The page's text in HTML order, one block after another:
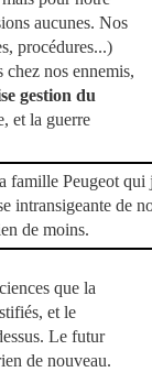
aucunes. Nos
procédures...)
nos ennemis,
gestion du
et la guerre
famille Peugeot qui
intransigeante de
de moins.
que la
et le
Le futur
de nouveau.